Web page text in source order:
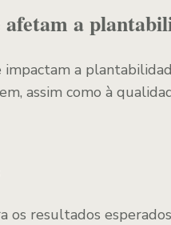
a
a
assim como à
os resultados